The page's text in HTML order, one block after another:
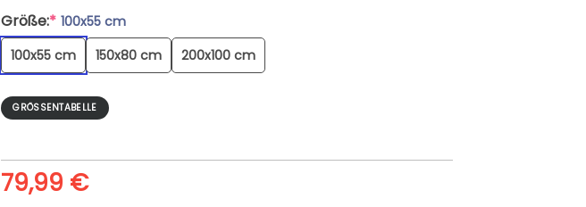
Größe:* 100x55 cm
100x55 cm
150x80 cm 200x100 cm
GRÖSSENTABELLE
79,99 €